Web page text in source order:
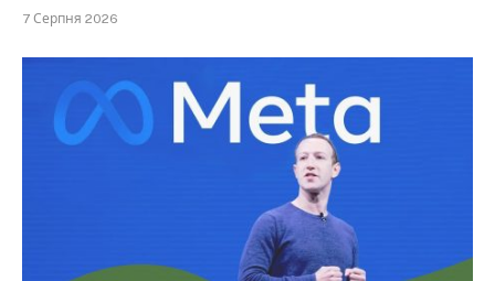
7 Серпня 2026